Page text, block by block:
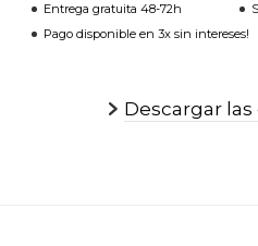
Entrega gratuita 48-72h
Pago disponible en 3x sin intereses!
Descargar